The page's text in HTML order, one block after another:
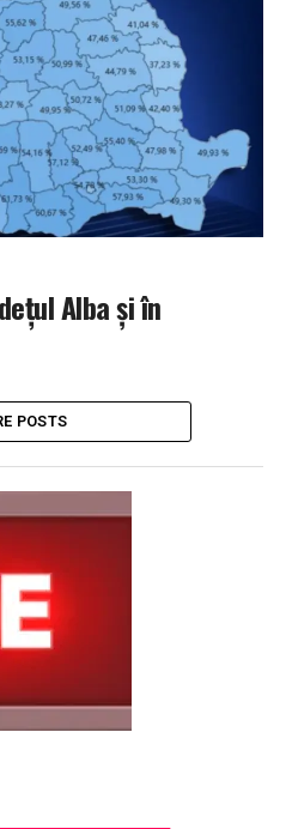
Alba și în
POSTS